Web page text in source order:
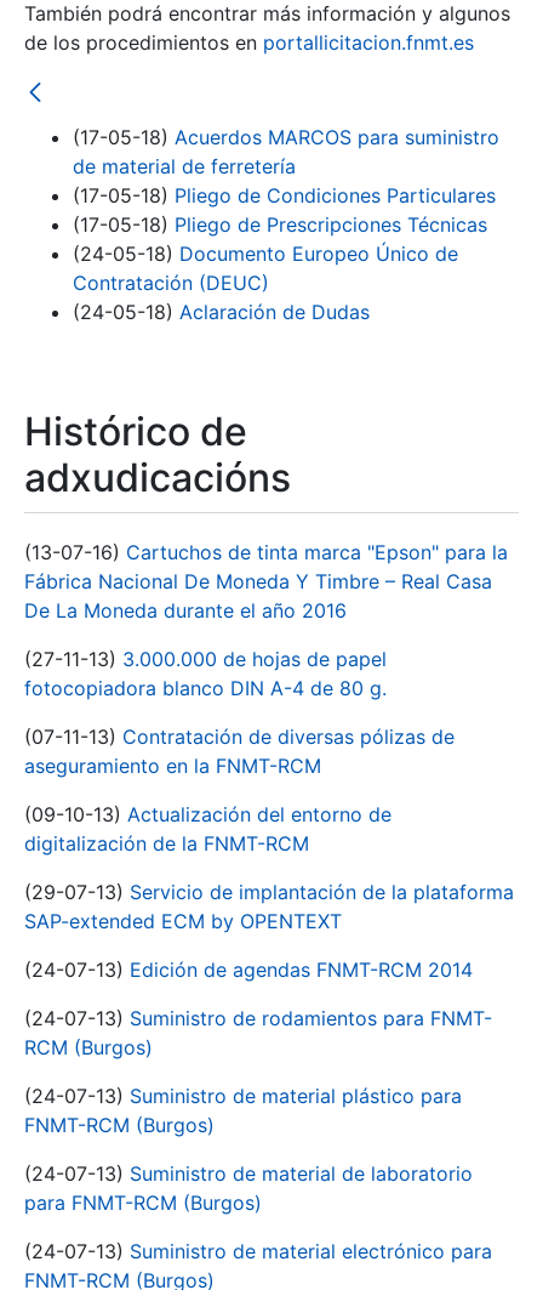
También podrá encontrar más información y algunos
de los procedimientos en portallicitacion.fnmt.es
(17-05-18) Acuerdos MARCOS para suministro
de material de ferretería
(17-05-18) Pliego de Condiciones Particulares
(17-05-18) Pliego de Prescripciones Técnicas
(24-05-18) Documento Europeo Único de
Contratación (DEUC)
(24-05-18) Aclaración de Dudas
Histórico de
adxudicacións
(13-07-16) Cartuchos de tinta marca "Epson" para la
Fábrica Nacional De Moneda Y Timbre – Real Casa
De La Moneda durante el año 2016
(27-11-13) 3.000.000 de hojas de papel
fotocopiadora blanco DIN A-4 de 80 g.
(07-11-13) Contratación de diversas pólizas de
aseguramiento en la FNMT-RCM
(09-10-13) Actualización del entorno de
digitalización de la FNMT-RCM
(29-07-13) Servicio de implantación de la plataforma
SAP-extended ECM by OPENTEXT
(24-07-13) Edición de agendas FNMT-RCM 2014
(24-07-13) Suministro de rodamientos para FNMT-
RCM (Burgos)
(24-07-13) Suministro de material plástico para
FNMT-RCM (Burgos)
(24-07-13) Suministro de material de laboratorio
para FNMT-RCM (Burgos)
(24-07-13) Suministro de material electrónico para
FNMT-RCM (Burgos)